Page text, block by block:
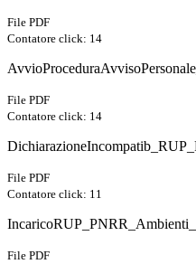
File PDF
Contatore click: 14
File PDF
Contatore click: 14
File PDF
Contatore click: 11
File PDF